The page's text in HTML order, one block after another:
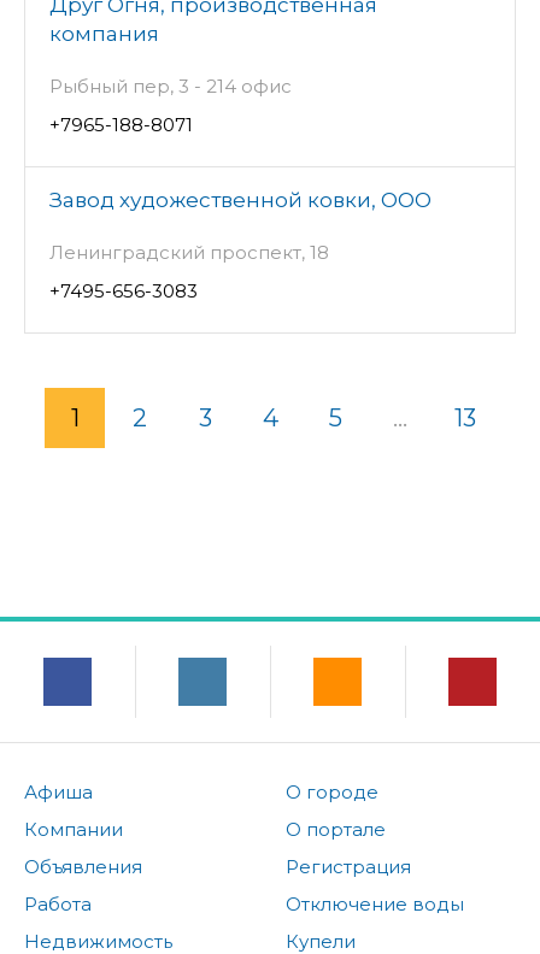
компания
Рыбный пер, 3 - 214 офис
+7965-188-8071
Завод художественной ковки, ООО
Ленинградский проспект, 18
+7495-656-3083
1 2 3 4 5 ... 13
Афиша
Компании
Объявления
Работа
Недвижимость
О городе
О портале
Регистрация
Отключение воды
Купели